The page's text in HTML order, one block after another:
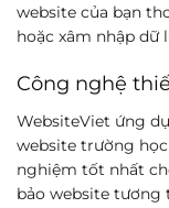
website của bạn
hoặc xâm nhập dữ
Công nghệ
WebsiteViet ứng
website trường
nghiệm tốt nhất
bảo website